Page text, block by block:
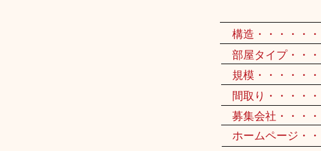
構造・・・・・・
部屋タイプ・・・
規模・・・・・・
間取り・・・・・
募集会社・・・・
ホームページ・・